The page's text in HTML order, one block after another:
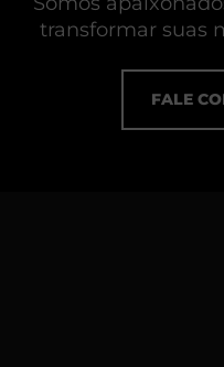
transformar suas
FALE